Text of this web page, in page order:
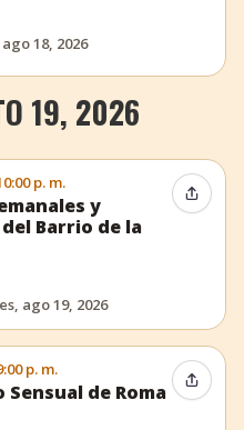
18, 2026
19, 2026
p. m.
y
Barrio de la
ago 19, 2026
p. m.
Sensual de Roma